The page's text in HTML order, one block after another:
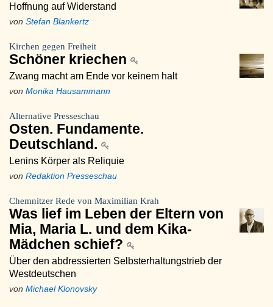
Hoffnung auf Widerstand
von Stefan Blankertz
Kirchen gegen Freiheit
Schöner kriechen
Zwang macht am Ende vor keinem halt
von Monika Hausammann
Alternative Presseschau
Osten. Fundamente.
Deutschland.
Lenins Körper als Reliquie
von Redaktion Presseschau
Chemnitzer Rede von Maximilian Krah
Was lief im Leben der Eltern von
Mia, Maria L. und dem Kika-
Mädchen schief?
Über den abdressierten Selbsterhaltungstrieb der
Westdeutschen
von Michael Klonovsky